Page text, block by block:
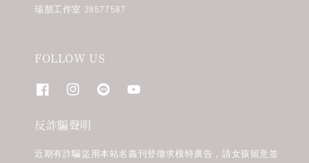
瑞朋工作室 38577587
FOLLOW US
反詐騙聲明
近期有詐騙盜用本站名義刊登徵求模特廣告，請女孩留意並